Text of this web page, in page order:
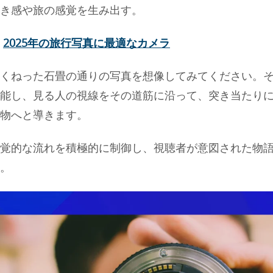
感や旅の感覚を生み出す。
2025年の旅行写真に最適なカメラ
ねった石畳の通りの写真を想像してみてください。
し、見る人の視線をその道筋に沿って、突き当たり
へと導きます。
的な流れを積極的に制御し、視聴者が意図された物